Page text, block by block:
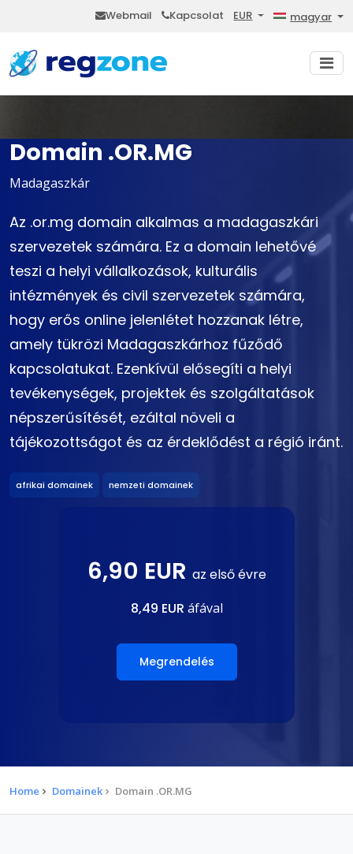
Webmail Kapcsolat EUR magyar
Domain .OR.MG
Madagaszkár
Az .or.mg domain alkalmas a madagaszkári
szervezetek számára. Ez a domain lehetővé
teszi a helyi vállalkozások, kulturális
intézmények és civil szervezetek számára,
hogy erős online jelenlétet hozzanak létre,
amely tükrözi Madagaszkárhoz fűződő
kapcsolatukat. Ezenkívül elősegíti a helyi
tevékenységek, projektek és szolgáltatások
népszerűsítését, ezáltal növeli a
tájékozottságot és az érdeklődést a régió iránt.
afrikai domainek nemzeti domainek
6,90 EUR az első évre
8,49 EUR áfával
Megrendelés
Home Domainek Domain .OR.MG